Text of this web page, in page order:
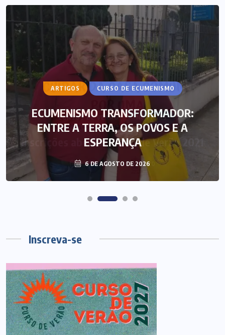
ARTIGOS CURSO DE ECUMENISMO
ECUMENISMO TRANSFORMADOR:
ENTRE A TERRA, OS POVOS E A
ESPERANÇA
6 DE AGOSTO DE 2026
Inscreva-se